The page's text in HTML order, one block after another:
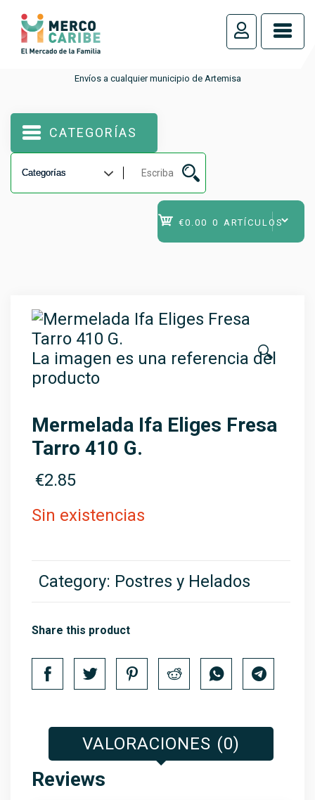
_
Envíos a cualquier municipio de Artemisa
CATEGORÍAS
€0.00 0 ARTÍCULOS
🔍
La imagen es una referencia del
producto
Mermelada Ifa Eliges Fresa
Tarro 410 G.
€2.85
Sin existencias
Category: Postres y Helados
Share this product
VALORACIONES (0)
Reviews